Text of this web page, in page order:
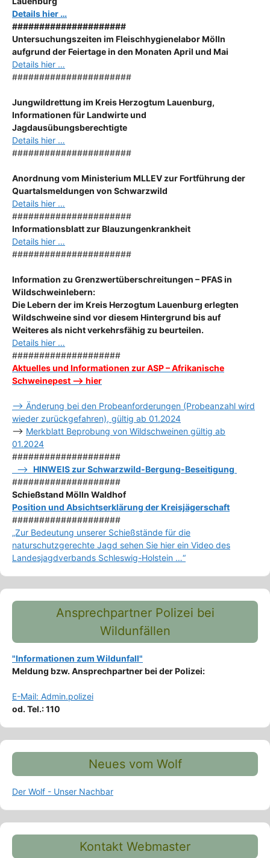
Details hier …
#####################
Untersuchungszeiten im Fleischhygienelabor Mölln
aufgrund der Feiertage in den Monaten April und Mai
Details hier …
######################
Jungwildrettung im Kreis Herzogtum Lauenburg,
Informationen für Landwirte und
Jagdausübungsberechtigte
Details hier …
######################
Anordnung vom Ministerium MLLEV zur Fortführung der
Quartalsmeldungen von Schwarzwild
Details hier …
######################
Informationsblatt zur Blauzungenkrankheit
Details hier …
######################
Information zu Grenzwertüberschreitungen – PFAS in
Wildschweinlebern:
Die Lebern der im Kreis Herzogtum Lauenburg erlegten
Wildschweine sind vor diesem Hintergrund bis auf
Weiteres als nicht verkehrsfähig zu beurteilen.
Details hier …
####################
Aktuelles und Informationen zur ASP – Afrikanische
Schweinepest –> hier
–> Änderung bei den Probeanforderungen (Probeanzahl wird
wieder zurückgefahren), gültig ab 01.2024
–> Merkblatt Beprobung von Wildschweinen gültig ab
01.2024
####################
–> HINWEIS zur Schwarzwild-Bergung-Beseitigung
####################
Schießstand Mölln Waldhof
Position und Absichtserklärung der Kreisjägerschaft
####################
„Zur Bedeutung unserer Schießstände für die
naturschutzgerechte Jagd sehen Sie hier ein Video des
Landesjagdverbands Schleswig-Holstein …“
Ansprechpartner Polizei bei
Wildunfällen
"Informationen zum Wildunfall"
Meldung bzw. Ansprechpartner bei der Polizei:
E-Mail: Admin.polizei
od. Tel.: 110
Neues vom Wolf
Der Wolf - Unser Nachbar
Kontakt Webmaster